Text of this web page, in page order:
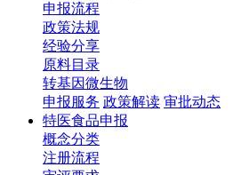
申报流程
政策法规
经验分享
原料目录
转基因微生物
申报服务 政策解读 审批动态
特医食品申报
概念分类
注册流程